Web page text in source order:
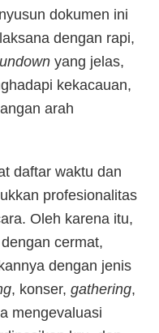
dokumen ini
dengan rapi,
yang jelas,
kekacauan,
arah
daftar waktu dan
profesionalitas
Oleh karena itu,
dengan cermat,
dengan jenis
, konser, gathering,
mengevaluasi